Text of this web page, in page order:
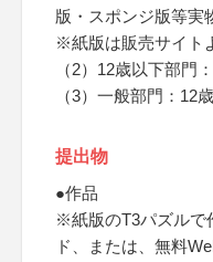
版・スポンジ版等実
※紙版は販売サイト
（2）12歳以下部門
（3）一般部門：12
提出物
●作品
※紙版のT3パズルで
ド、または、無料